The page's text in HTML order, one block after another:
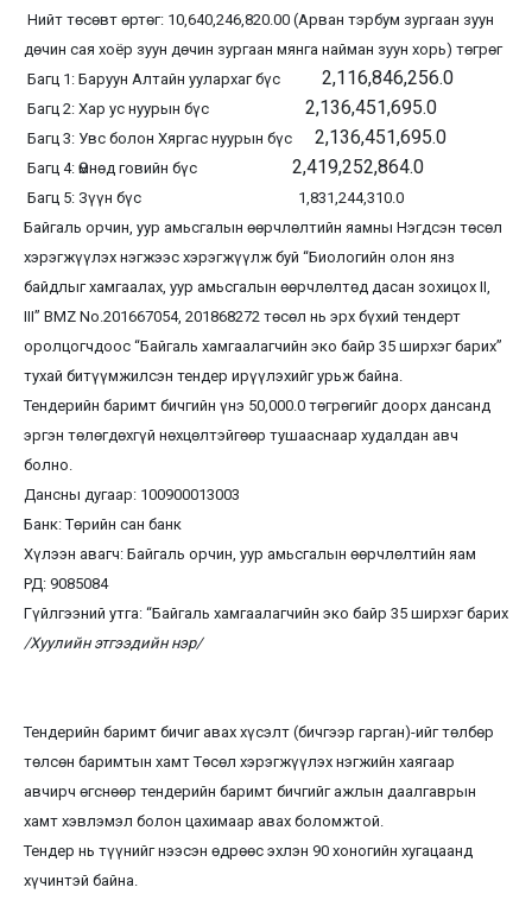
Нийт төсөвт өртөг: 10,640,246,820.00 (Арван тэрбум зургаан зуун
дөчин сая хоёр зуун дөчин зургаан мянга найман зуун хорь) төгрөг
Багц 1: Баруун Алтайн уулархаг бүс
2,116,846,256.0
Багц 2: Хар ус нуурын бүс 2,136,451,695.0
Багц 3: Увс болон Хяргас нуурын бүс 2,136,451,695.0
Багц 4: Өмнөд говийн бүс 2,419,252,864.0
Багц 5: Зүүн бүс 1,831,244,310.0
Байгаль орчин, уур амьсгалын өөрчлөлтийн яамны Нэгдсэн төсөл
хэрэгжүүлэх нэгжээс хэрэгжүүлж буй “Биологийн олон янз
байдлыг хамгаалах, уур амьсгалын өөрчлөлтөд дасан зохицох II,
III” BMZ No.201667054, 201868272 төсөл нь эрх бүхий тендерт
оролцогчдоос “Байгаль хамгаалагчийн эко байр 35 ширхэг барих”
тухай битүүмжилсэн тендер ирүүлэхийг урьж байна.
Тендерийн баримт бичгийн үнэ 50,000.0 төгрөгийг доорх дансанд
эргэн төлөгдөхгүй нөхцөлтэйгөөр тушааснаар худалдан авч
болно.
Дансны дугаар: 100900013003
Банк: Төрийн сан банк
Хүлээн авагч: Байгаль орчин, уур амьсгалын өөрчлөлтийн яам
РД: 9085084
Гүйлгээний утга: “Байгаль хамгаалагчийн эко байр 35 ширхэг барих
/Хуулийн этгээдийн нэр/
Тендерийн баримт бичиг авах хүсэлт (бичгээр гарган)-ийг төлбөр
төлсөн баримтын хамт Төсөл хэрэгжүүлэх нэгжийн хаягаар
авчирч өгснөөр тендерийн баримт бичгийг ажлын даалгаврын
хамт хэвлэмэл болон цахимаар авах боломжтой.
Тендер нь түүнийг нээсэн өдрөөс эхлэн 90 хоногийн хугацаанд
хүчинтэй байна.